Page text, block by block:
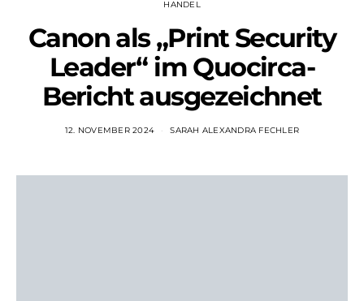
HANDEL
Canon als „Print Security
Leader“ im Quocirca-
Bericht ausgezeichnet
12. NOVEMBER 2024 SARAH ALEXANDRA FECHLER